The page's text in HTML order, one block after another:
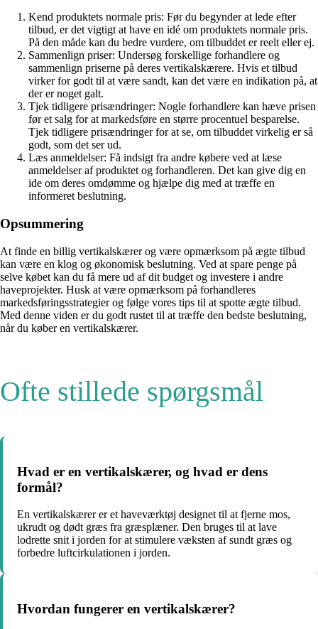
Kend produktets normale pris: Før du begynder at lede efter
tilbud, er det vigtigt at have en idé om produktets normale pris.
På den måde kan du bedre vurdere, om tilbuddet er reelt eller ej.
Sammenlign priser: Undersøg forskellige forhandlere og
sammenlign priserne på deres vertikalskærere. Hvis et tilbud
virker for godt til at være sandt, kan det være en indikation på, at
der er noget galt.
Tjek tidligere prisændringer: Nogle forhandlere kan hæve prisen
før et salg for at markedsføre en større procentuel besparelse.
Tjek tidligere prisændringer for at se, om tilbuddet virkelig er så
godt, som det ser ud.
Læs anmeldelser: Få indsigt fra andre købere ved at læse
anmeldelser af produktet og forhandleren. Det kan give dig en
ide om deres omdømme og hjælpe dig med at træffe en
informeret beslutning.
Opsummering
At finde en billig vertikalskærer og være opmærksom på ægte tilbud
kan være en klog og økonomisk beslutning. Ved at spare penge på
selve købet kan du få mere ud af dit budget og investere i andre
haveprojekter. Husk at være opmærksom på forhandleres
markedsføringsstrategier og følge vores tips til at spotte ægte tilbud.
Med denne viden er du godt rustet til at træffe den bedste beslutning,
når du køber en vertikalskærer.
Ofte stillede spørgsmål
Hvad er en vertikalskærer, og hvad er dens
formål?
En vertikalskærer er et haveværktøj designet til at fjerne mos,
ukrudt og dødt græs fra græsplæner. Den bruges til at lave
lodrette snit i jorden for at stimulere væksten af sundt græs og
forbedre luftcirkulationen i jorden.
Hvordan fungerer en vertikalskærer?